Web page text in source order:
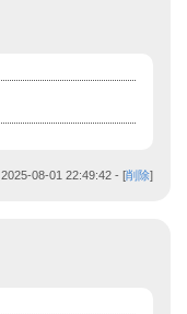
2025-08-01 22:49:42 - [削除]